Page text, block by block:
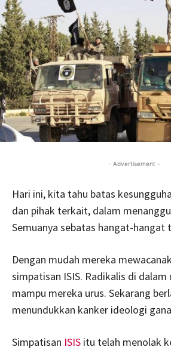
- Advertisement -
Hari ini, kita tahu batas
dan pihak terkait, dalam
Semuanya sebatas hangat-hangat
Dengan mudah mereka
simpatisan ISIS. Radikalis di dalam
mampu mereka urus. Sekarang
menundukkan kanker ideologi
Simpatisan ISIS itu telah menolak